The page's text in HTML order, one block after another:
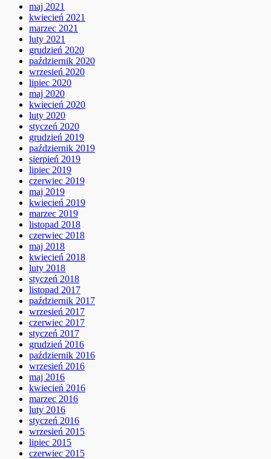
maj 2021
kwiecień 2021
marzec 2021
luty 2021
grudzień 2020
październik 2020
wrzesień 2020
lipiec 2020
maj 2020
kwiecień 2020
luty 2020
styczeń 2020
grudzień 2019
październik 2019
sierpień 2019
lipiec 2019
czerwiec 2019
maj 2019
kwiecień 2019
marzec 2019
listopad 2018
czerwiec 2018
maj 2018
kwiecień 2018
luty 2018
styczeń 2018
listopad 2017
październik 2017
wrzesień 2017
czerwiec 2017
styczeń 2017
grudzień 2016
październik 2016
wrzesień 2016
maj 2016
kwiecień 2016
marzec 2016
luty 2016
styczeń 2016
wrzesień 2015
lipiec 2015
czerwiec 2015